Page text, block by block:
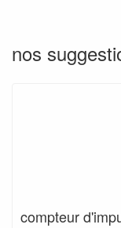
nos
compteur